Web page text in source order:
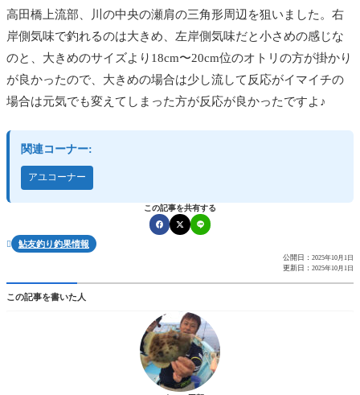
高田橋上流部、川の中央の瀬肩の三角形周辺を狙いました。右
岸側気味で釣れるのは大きめ、左岸側気味だと小さめの感じな
のと、大きめのサイズより18cm〜20cm位のオトリの方が掛かり
が良かったので、大きめの場合は少し流して反応がイマイチの
場合は元気でも変えてしまった方が反応が良かったですよ♪
関連コーナー:
アユコーナー
この記事を共有する
 鮎友釣り釣果情報
公開日： 2025年10月1日
更新日： 2025年10月1日
この記事を書いた人